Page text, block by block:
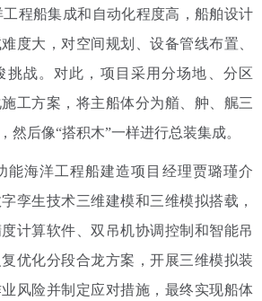
程船集成和自动化程度高，船舶设计
度大，对空间规划、设备管线布置、
挑战。对此，项目采用分场地、分区
工方案，将主船体分为艏、舯、艉三
然后像“搭积木”一样进行总装集成。
能海洋工程船建造项目经理贾璐瑾介
孪生技术三维建模和三维模拟搭载，
计算软件、双吊机协调控制和智能吊
优化分段合龙方案，开展三维模拟装
风险并制定应对措施，最终实现船体